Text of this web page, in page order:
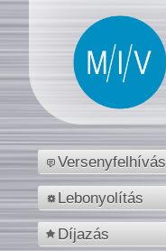
Versenyfelhívás
Lebonyolítás
Díjazás